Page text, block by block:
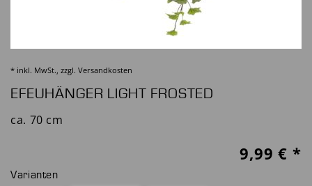
* inkl. MwSt., zzgl. Versandkosten
EFEUHÄNGER LIGHT FROSTED
ca. 70 cm
9,99 € *
Varianten